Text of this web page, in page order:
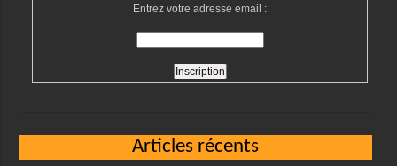
Entrez votre adresse email :
Articles récents